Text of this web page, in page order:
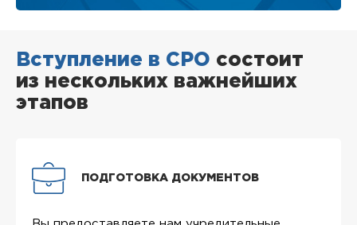
Вступление в СРО состоит
из нескольких важнейших
этапов
ПОДГОТОВКА ДОКУМЕНТОВ